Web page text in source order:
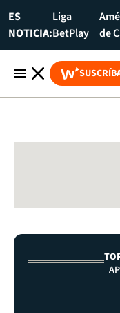
ES
NOTICIA:
Liga
BetPlay
de